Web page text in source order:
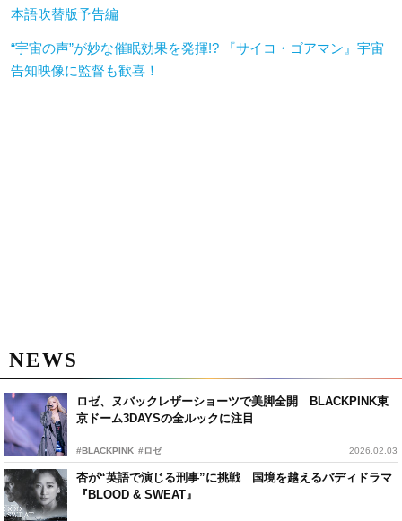
本語吹替版予告編
“宇宙の声”が妙な催眠効果を発揮!? 『サイコ・ゴアマン』宇宙
告知映像に監督も歓喜！
NEWS
ロゼ、ヌバックレザーショーツで美脚全開 BLACKPINK東
京ドーム3DAYSの全ルックに注目
#BLACKPINK #ロゼ 2026.02.03
杏が“英語で演じる刑事”に挑戦 国境を越えるバディドラマ
『BLOOD & SWEAT』